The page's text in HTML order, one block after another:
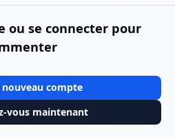
ou se connecter pour
nouveau compte
vous maintenant